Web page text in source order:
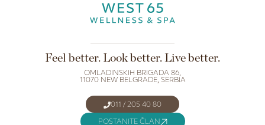
Feel better. Look better. Live better.
OMLADINSKIH BRIGADA 86,
11070 NEW BELGRADE, SERBIA
011 / 205 40 80
POSTANITE ČLAN